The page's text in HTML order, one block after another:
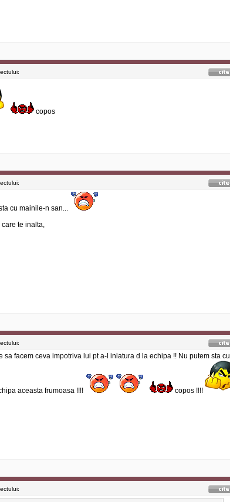
copos
cu mainile-n san...
te inalta,
sa facem ceva impotriva lui pt a-l inlatura d la echipa !! Nu putem sta cu
aceasta frumoasa !!!! copos !!!!